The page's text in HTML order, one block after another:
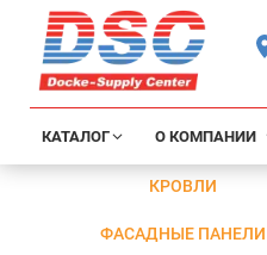
КАТАЛОГ О КОМПАНИИ
КРОВЛИ
ФАСАДНЫЕ ПАНЕЛИ